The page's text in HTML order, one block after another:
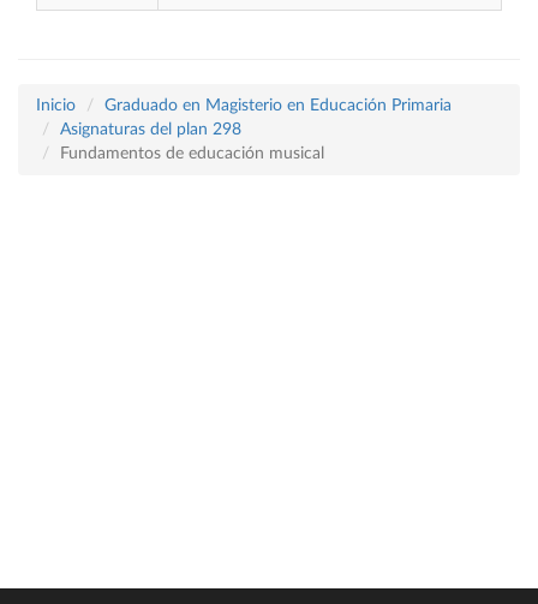
Inicio
Graduado en Magisterio en Educación Primaria
Asignaturas del plan 298
Fundamentos de educación musical